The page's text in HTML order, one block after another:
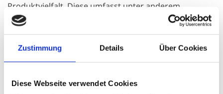
Zustimmung Details Über Cookies
Diese Webseite verwendet Cookies
Produktvielfalt. Diese umfasst unter anderem
Gartenmöbel, Türen, Sichtschutzsysteme und
an oder ein ähnliches Projekt, welches eines
hochwertigen Wertstoffs bedarf. Unterm Strich wird
sucht oder generell eine 1A-Beratung zum Thema Holz